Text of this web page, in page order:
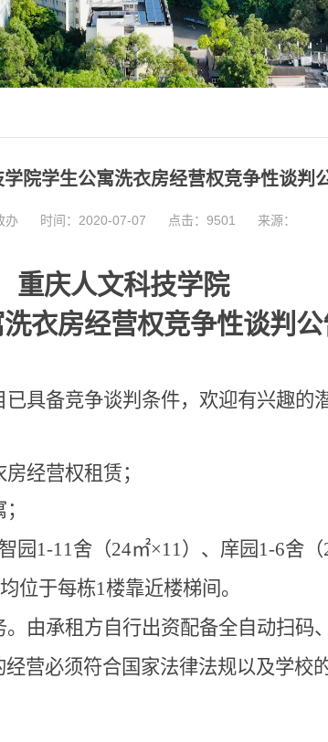
院学生公寓洗衣房经营权竞争性谈判
办 时间：2020-07-07 点击： 9501 来源：
重庆人文科技学院
衣房经营权竞争性谈判公
已具备竞争谈判条件，欢迎有兴趣的
经营权租赁；
园 1-11舍（24㎡×11）、庠园 1-6舍（
位于每栋1楼靠近楼梯间。
由承租方自行出资配备全自动扫
营必须符合国家法律法规以及学校